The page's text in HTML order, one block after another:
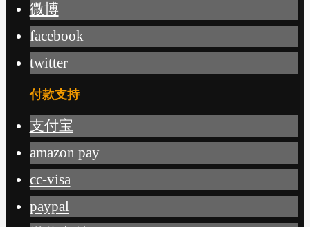
微博
facebook
twitter
付款支持
支付宝
amazon pay
cc-visa
paypal